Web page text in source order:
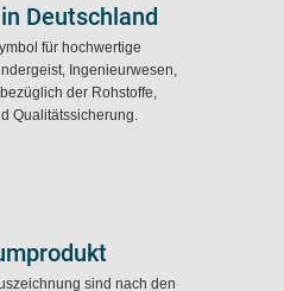
Deutschland
für hochwertige
Ingenieurwesen,
der Rohstoffe,
Qualitätssicherung.
sind nach den